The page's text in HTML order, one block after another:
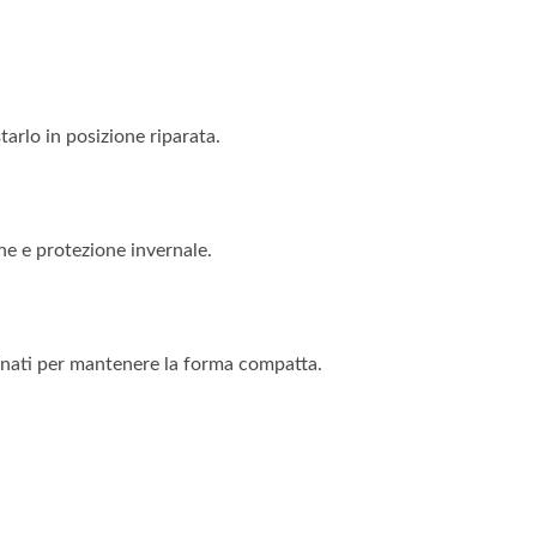
in posizione riparata.
e protezione invernale.
per mantenere la forma compatta.